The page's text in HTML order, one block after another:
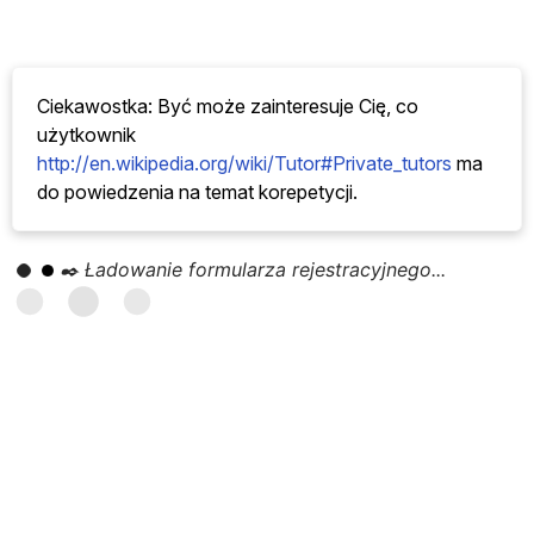
Korepetycje, szkolenia z zakresu aplikacji o pracę,
kontroling, zarządzanie projektami… Landshut
26.07.2026
Korepetycje z języka niemieckiego jako języka
obcego w Berlinie
26.07.2026
Korepetycje z języka niemieckiego jako języka
obcego, Język niemiecki jako język obcy, Język
niemiecki, Chemia… Eschweiler
Ciekawostka: Być może zainteresuje Cię, co
użytkownik
http://en.wikipedia.org/wiki/Tutor#Private_tutors ma
do powiedzenia na temat korepetycji.
✒️ Ładowanie formularza rejestracyjnego...